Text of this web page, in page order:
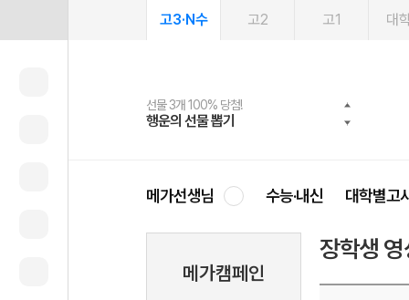
고3·N수 고2 고1 대
선물 3개 100% 당첨!
행운의 선물 뽑기
선물 100% 증정!
메가스터디 X 올리브
여름방학 스터디 캐시백
메가런 썸머스쿨
2027 러셀 단과
강사 공개선발
스마트러닝앱
설문 EVENT
메가패스
3일 무료 체험권
메가패스 수강생 무료혜택!
메가클럽 멤버십
사회공헌 캠페인
희망이룸 메가나눔
메가선생님 수능·내신 대학별고
메가캠페인
장학생